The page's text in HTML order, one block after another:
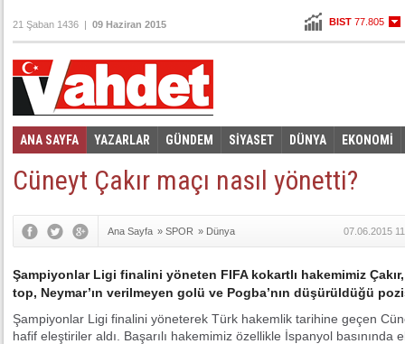
BIST 77.805
21 Şaban 1436 | 09 Haziran 2015
ANA SAYFA YAZARLAR GÜNDEM SİYASET DÜNYA EKONOMİ
Video Galeri
Cüneyt Çakır maçı nasıl yönetti?
Ana Sayfa » SPOR » Dünya 07.06.2015
​Şampiyonlar Ligi finalini yöneten FIFA kokartlı hakemimiz
top, Neymar’ın verilmeyen golü ve Pogba’nın düşürüldüğü
Şampiyonlar Ligi finalini yöneterek Türk hakemlik tarihine geçen
hafif eleştiriler aldı. Başarılı hakemimiz özellikle İspanyol basınında